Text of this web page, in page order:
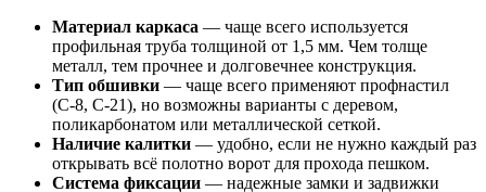
Материал каркаса — чаще всего используется
профильная труба толщиной от 1,5 мм. Чем толще
металл, тем прочнее и долговечнее конструкция.
Тип обшивки — чаще всего применяют профнастил
(С-8, С-21), но возможны варианты с деревом,
поликарбонатом или металлической сеткой.
Наличие калитки — удобно, если не нужно каждый раз
открывать всё полотно ворот для прохода пешком.
Система фиксации — надежные замки и задвижки